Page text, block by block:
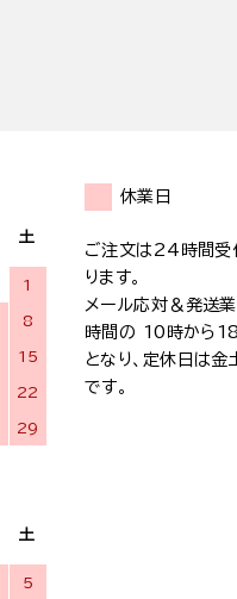
土
1
8
15
22
29
土
5
休業日
ご注文は24時間受
ります。
メール応対＆発送
時間の 10時から
となり、定休日は金
です。